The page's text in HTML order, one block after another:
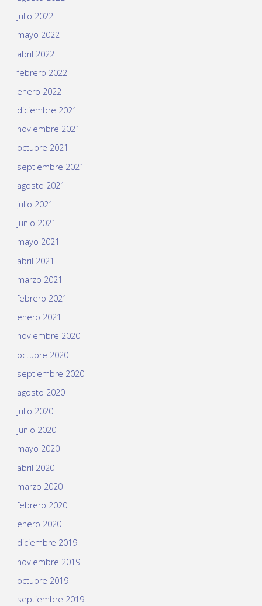
julio 2022
mayo 2022
abril 2022
febrero 2022
enero 2022
diciembre 2021
noviembre 2021
octubre 2021
septiembre 2021
agosto 2021
julio 2021
junio 2021
mayo 2021
abril 2021
marzo 2021
febrero 2021
enero 2021
noviembre 2020
octubre 2020
septiembre 2020
agosto 2020
julio 2020
junio 2020
mayo 2020
abril 2020
marzo 2020
febrero 2020
enero 2020
diciembre 2019
noviembre 2019
octubre 2019
septiembre 2019